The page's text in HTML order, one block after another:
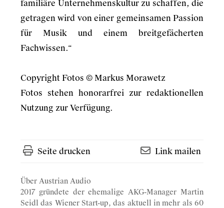
familiäre Unternehmenskultur zu schaffen, die
getragen wird von einer gemeinsamen Passion
für Musik und einem breitgefächerten
Fachwissen.“
Copyright Fotos © Markus Morawetz
Fotos stehen honorarfrei zur redaktionellen
Nutzung zur Verfügung.
Seite drucken Link mailen
Über Austrian Audio
2017 gründete der ehemalige AKG-Manager Martin
Seidl das Wiener Start-up, das aktuell in mehr als 60